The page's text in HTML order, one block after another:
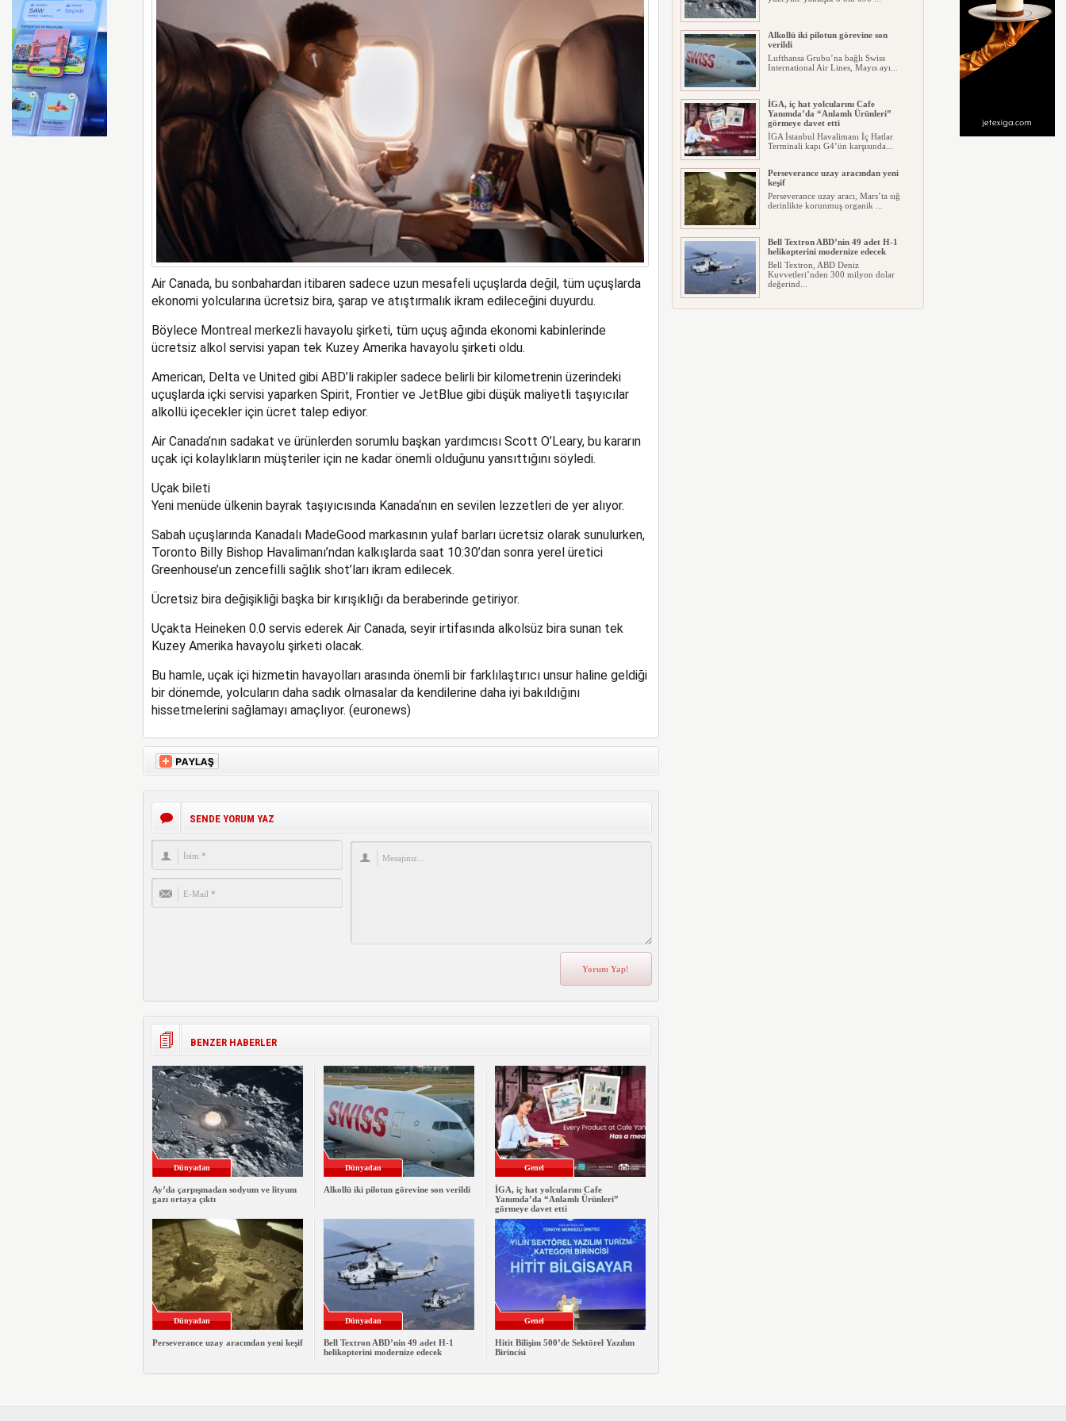
FAA Marine One helikopterine soruşturma başlattı
Air Canada, bu sonbahardan itibaren sadece uzun mesafeli uçuşlarda değil, tüm uçuşlarda
ekonomi yolcularına ücretsiz bira, şarap ve atıştırmalık ikram edileceğini duyurdu.
Böylece Montreal merkezli havayolu şirketi, tüm uçuş ağında ekonomi kabinlerinde
ücretsiz alkol servisi yapan tek Kuzey Amerika havayolu şirketi oldu.
American, Delta ve United gibi ABD’li rakipler sadece belirli bir kilometrenin üzerindeki
uçuşlarda içki servisi yaparken Spirit, Frontier ve JetBlue gibi düşük maliyetli taşıyıcılar
alkollü içecekler için ücret talep ediyor.
Air Canada’nın sadakat ve ürünlerden sorumlu başkan yardımcısı Scott O’Leary, bu kararın
uçak içi kolaylıkların müşteriler için ne kadar önemli olduğunu yansıttığını söyledi.
Uçak bileti
Yeni menüde ülkenin bayrak taşıyıcısında Kanada‘nın en sevilen lezzetleri de yer alıyor.
Sabah uçuşlarında Kanadalı MadeGood markasının yulaf barları ücretsiz olarak sunulurken,
Toronto Billy Bishop Havalimanı’ndan kalkışlarda saat 10:30’dan sonra yerel üretici
Greenhouse’un zencefilli sağlık shot’ları ikram edilecek.
Ücretsiz bira değişikliği başka bir kırışıklığı da beraberinde getiriyor.
Uçakta Heineken 0.0 servis ederek Air Canada, seyir irtifasında alkolsüz bira sunan tek
Kuzey Amerika havayolu şirketi olacak.
Bu hamle, uçak içi hizmetin havayolları arasında önemli bir farklılaştırıcı unsur haline geldiği
bir dönemde, yolcuların daha sadık olmasalar da kendilerine daha iyi bakıldığını
hissetmelerini sağlamayı amaçlıyor. (euronews)
SENDE YORUM YAZ
BENZER HABERLER
Dünyadan
Ay’da çarpışmadan sodyum ve lityum
gazı ortaya çıktı
Dünyadan
Alkollü iki pilotun görevine son verildi
Genel
İGA, iç hat yolcularını Cafe
Yanımda’da “Anlamlı Ürünleri”
görmeye davet etti
Dünyadan
Perseverance uzay aracından yeni keşif
Dünyadan
Bell Textron ABD’nin 49 adet H-1
helikopterini modernize edecek
Genel
Hitit Bilişim 500’de Sektörel Yazılım
Birincisi
Alkollü iki pilotun görevine son
verildi
Lufthansa Grubu’na bağlı Swiss
International Air Lines, Mayıs ayı...
İGA, iç hat yolcularını Cafe
Yanımda’da “Anlamlı Ürünleri”
görmeye davet etti
İGA İstanbul Havalimanı İç Hatlar
Terminali kapı G4’ün karşısında...
Perseverance uzay aracından yeni
keşif
Perseverance uzay aracı, Mars’ta sığ
derinlikte korunmuş organik ...
Bell Textron ABD’nin 49 adet H-1
helikopterini modernize edecek
Bell Textron, ABD Deniz
Kuvvetleri’nden 300 milyon dolar
değerind...
Hitit Bilişim 500’de Sektörel Yazılım